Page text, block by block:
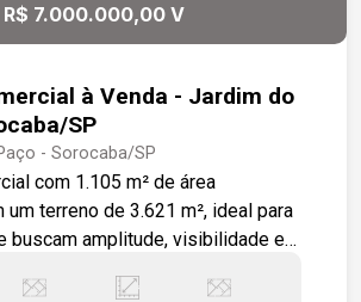
R$ 7.000.000,00 V
à Venda - Jardim do
SP
- Sorocaba/SP
com 1.105 m² de área
um terreno de 3.621 m², ideal para
buscam amplitude, visibilidade e
o galpão está em uma